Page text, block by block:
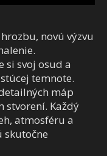
novú výzvu
si svoj osud a
temnote.
máp
stvorení. Každý
atmosféru a
skutočne